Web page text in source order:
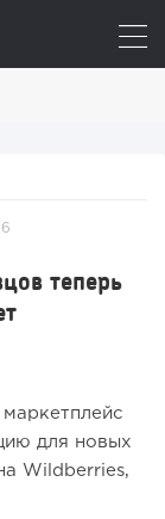
теперь
для новых
Wildberries,